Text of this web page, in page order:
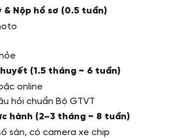
& Nộp hồ sơ (0.5 tuần)
(1.5 tháng ~ 6 tuần)
online
hỏi chuẩn Bộ GTVT
hành (2–3 tháng ~ 8 tuần)
sàn, có camera xe chip